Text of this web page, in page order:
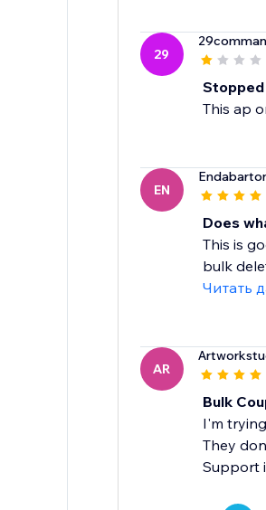
29
This ap
EN
Does
This is
bulk
Читать
AR
Bulk
I'm
They
Support